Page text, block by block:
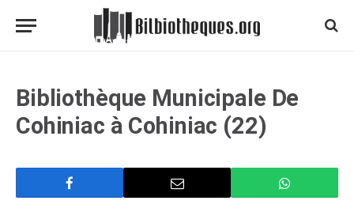
Bibliothèque Municipale De
Cohiniac à Cohiniac (22)